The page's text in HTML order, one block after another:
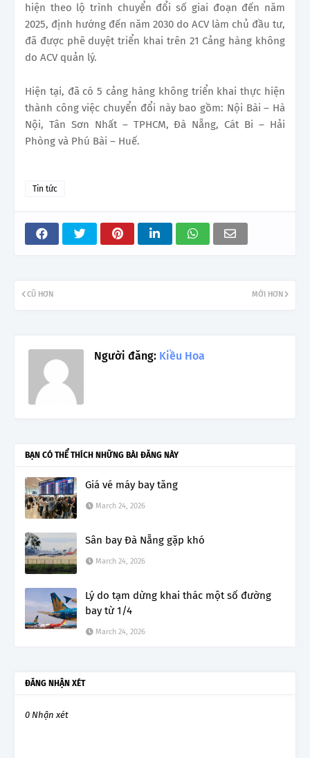
hiện theo lộ trình chuyển đổi số giai đoạn đến năm
2025, định hướng đến năm 2030 do ACV làm chủ đầu tư,
đã được phê duyệt triển khai trên 21 Cảng hàng không
do ACV quản lý.
Hiện tại, đã có 5 cảng hàng không triển khai thực hiện
thành công việc chuyển đổi này bao gồm: Nội Bài – Hà
Nội, Tân Sơn Nhất – TPHCM, Đà Nẵng, Cát Bi – Hải
Phòng và Phú Bài – Huế.
Tin tức
MỚI HƠN
CŨ HƠN
Người đăng: Kiều Hoa
BẠN CÓ THỂ THÍCH NHỮNG BÀI ĐĂNG NÀY
Giá vé máy bay tăng
March 24, 2026
Sân bay Đà Nẵng gặp khó
March 24, 2026
Lý do tạm dừng khai thác một số đường
bay từ 1/4
March 24, 2026
ĐĂNG NHẬN XÉT
0 Nhận xét